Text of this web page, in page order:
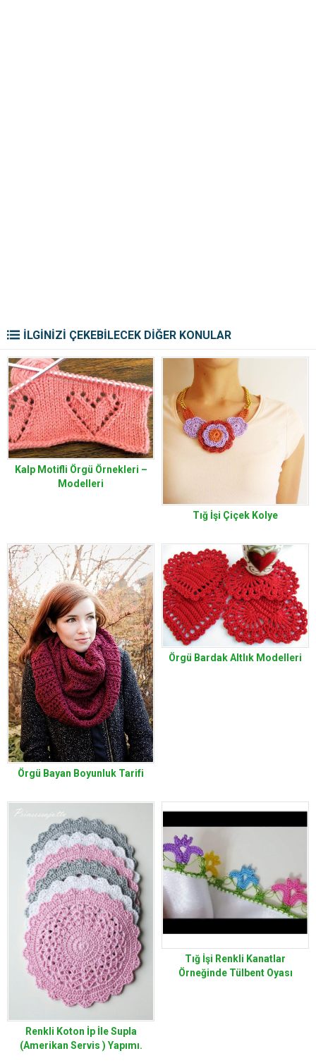
İLGİNİZİ ÇEKEBİLECEK DİĞER KONULAR
Kalp Motifli Örgü Örnekleri –
Modelleri
Tığ İşi Çiçek Kolye
Örgü Bayan Boyunluk Tarifi
Örgü Bardak Altlık Modelleri
Renkli Koton İp İle Supla
(Amerikan Servis ) Yapımı.
Tığ İşi Renkli Kanatlar
Örneğinde Tülbent Oyası